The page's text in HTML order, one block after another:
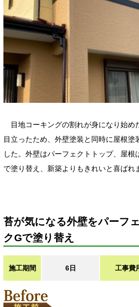
目地コーキングの割れが身になり始め
目立ったため、外壁塗装と同時に屋根塗
した。外壁はパーフェクトトップ、屋根
で塗り替え、新築よりもきれいと喜ばれ
苔が気になる外壁をパーフ
クGで塗り替え
施工期間 6日 工事費